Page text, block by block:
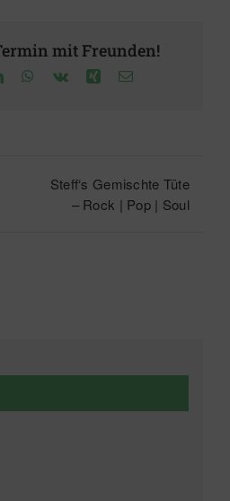
mit Freunden!
LinkedInWhatsApp
Vk XingE-
Steff‘s Gemischte Tüte
– Rock | Pop | Soul